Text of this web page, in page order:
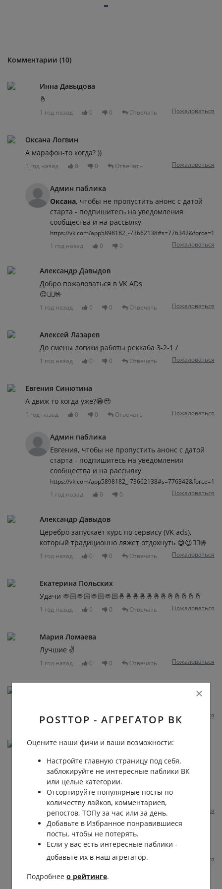
Комментарии (10)
Инна Давыдова
🤞
1 год назад 0 0 Отвечать Пожаловаться
Оксана Логвин
А марафон-то когда? ))
1 год назад 0 0 Отвечать Пожаловаться
Админ паблика
Оксана, чтобы не пропустить анонс с датой
старта - подпишитесь на уведомления
сообщества и на рассылку
https://vk.com/app5898182_-73662138#s=776342&force=1
1 год назад
0 0 Пожаловаться
Александр Давыдов
Добро пожаловаться в VK ADs
😉🧚‍♀️🤟
1 год назад 0 0 Отвечать Пожаловаться
Алексей Лазарев
До смены логики работы реккаба 3-2-1 /
1 год назад 0 0 Отвечать Пожаловаться
Евгения Синютина
А движ то когда уже?😁🥹
1 год назад 0 0 Отвечать Пожаловаться
Админ паблика
Евгения, чтобы не пропустить анонс с датой
старта - подпишитесь на уведомления
сообщества и на рассылку
https://vk.com/app5898182_-73662138#s=776342&force=1
1 год назад
0 0 Пожаловаться
Александр Давыдов
Церебро запускает курс по сервису (VK ads),
который традиционно ляжет отдохнуть 😅😉🧚‍♀️🤟
1 год назад 0 0 Отвечать Пожаловаться
Екатерина Польских
Удачи 🫶🏻🫶🏻🫶🏻🫶🏻🤞🤞🤞🤞🤞🤞🤞🤞🤞🤞🤞🤞
1 год назад 0 0 Отвечать Пожаловаться
Мария Ломаева
Лучшие ✌️
1 год назад 0 0 Отвечать Пожаловаться
1 год назад 0 Отвечать Пожаловаться
Роман Черных
Нашёл ошибку в тексте поста:
для ебя связку
[club73662138|Церебро Таргет | продвижение и
реклама бизнеса]
[id23818|Феликс Зинатуллин fzinatullin]
1 год назад 0 0 Отвечать Пожаловаться
Феликс Зинатуллин
Роман, это не баг, это фича )))
1 год назад 0 0 Пожаловаться
Роман Черных
POSTTOP - АГРЕГАТОР ВК
Оцените наши фичи и ваши возможности:
Настройте главную страницу под себя,
заблокируйте не интересные паблики ВК
или целые категории.
Отсортируйте популярные посты по
количеству лайков, комментариев,
репостов, ТОПу за час или за день.
Добавьте в Избранное понравившиеся
посты, чтобы не потерять.
Если у вас есть интересные паблики -
добавьте их в наш агрегатор.
Подробнее о рейтинге.